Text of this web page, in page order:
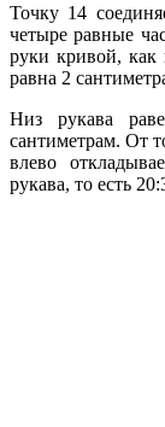
Точку 14
четыре равные
руки кривой, как
равна 2
Низ рукава
сантиметрам. От
влево
рукава, то есть